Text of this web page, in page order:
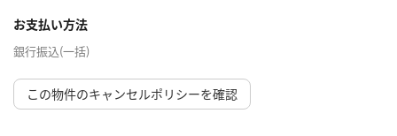
お支払い方法
銀行振込(一括)
この物件のキャンセルポリシーを確認